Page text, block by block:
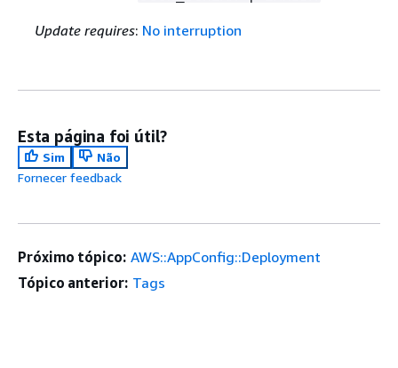
Update requires: No interruption
Esta página foi útil?
Sim
Não
Fornecer feedback
Próximo tópico: AWS::AppConfig::Deployment
Tópico anterior: Tags